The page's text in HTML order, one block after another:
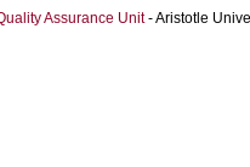
Assurance Unit- Aristotle